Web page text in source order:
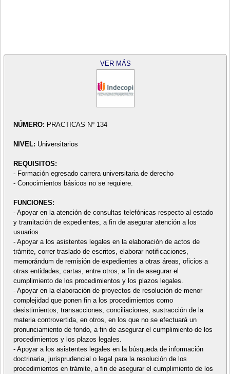
VER MÁS
NÚMERO: PRACTICAS Nº 134
NIVEL: Universitarios
REQUISITOS:
- Formación egresado carrera universitaria de derecho
- Conocimientos básicos no se requiere.
FUNCIONES:
- Apoyar en la atención de consultas telefónicas respecto al estado
y tramitación de expedientes, a fin de asegurar atención a los
usuarios.
- Apoyar a los asistentes legales en la elaboración de actos de
trámite, correr traslado de escritos, elaborar notificaciones,
memorándum de remisión de expedientes a otras áreas, oficios a
otras entidades, cartas, entre otros, a fin de asegurar el
cumplimiento de los procedimientos y los plazos legales.
- Apoyar en la elaboración de proyectos de resolución de menor
complejidad que ponen fin a los procedimientos como
desistimientos, transacciones, conciliaciones, sustracción de la
materia controvertida, en otros, en los que no se efectuará un
pronunciamiento de fondo, a fin de asegurar el cumplimiento de los
procedimientos y los plazos legales.
- Apoyar a los asistentes legales en la búsqueda de información
doctrinaria, jurisprudencial o legal para la resolución de los
procedimientos en trámite, a fin de asegurar el cumplimiento de los